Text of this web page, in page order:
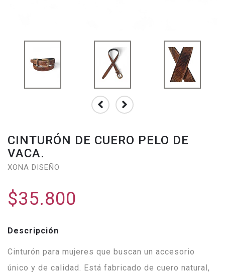
CINTURÓN DE CUERO PELO DE
VACA.
XONA DISEÑO
$35.800
Descripción
Cinturón para mujeres que buscan un accesorio
único y de calidad. Está fabricado de cuero natural,